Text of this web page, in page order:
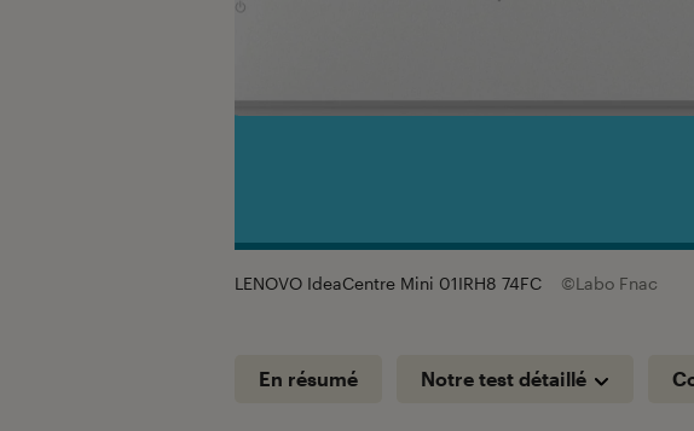
LENOVO IdeaCentre Mini 01IRH8 74FC ©Labo Fnac
En résumé Notre test détaillé